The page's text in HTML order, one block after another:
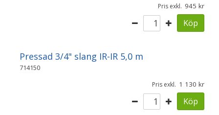
Pris exkl. 945
Köp
Pressad 3/4" slang IR-IR 5,0 m
714150
Pris exkl. 1 130
Köp